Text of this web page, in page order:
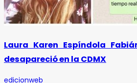
Laura Karen Espíndola
desapareció en la CDMX
edicionweb